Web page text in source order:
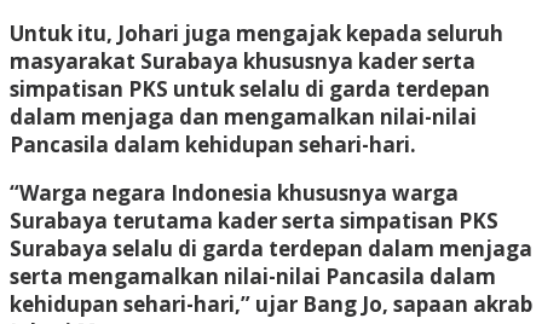
Untuk itu, Johari juga mengajak kepada seluruh
masyarakat Surabaya khususnya kader serta
simpatisan PKS untuk selalu di garda terdepan
dalam menjaga dan mengamalkan nilai-nilai
Pancasila dalam kehidupan sehari-hari.
“Warga negara Indonesia khususnya warga
Surabaya terutama kader serta simpatisan PKS
Surabaya selalu di garda terdepan dalam menjaga
serta mengamalkan nilai-nilai Pancasila dalam
kehidupan sehari-hari,” ujar Bang Jo, sapaan akrab